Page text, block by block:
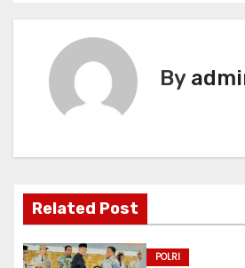
g
a
By
Related Post
POLRI